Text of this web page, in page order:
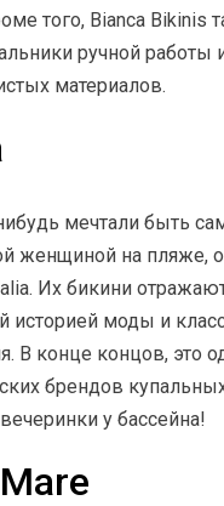
того, Bianca Bikinis
ручной работы
материалов.
мечтали быть
женщиной на пляже,
Их бикини
историей моды и
В конце концов, это
брендов
у бассейна!